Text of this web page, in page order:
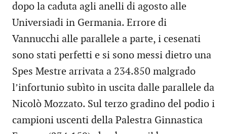
dopo la caduta agli anelli di agosto alle
Universiadi in Germania. Errore di
Vannucchi alle parallele a parte, i cesenati
sono stati perfetti e si sono messi dietro una
Spes Mestre arrivata a 234.850 malgrado
l’infortunio subìto in uscita dalle parallele da
Nicolò Mozzato. Sul terzo gradino del podio i
campioni uscenti della Palestra Ginnastica